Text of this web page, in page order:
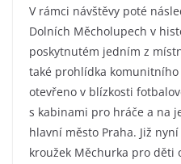
V rámci návštěvy poté
Dolních Měcholupech v
poskytnutém jedním z
také prohlídka komunitního
otevřeno v blízkosti
s kabinami pro hráče a na
hlavní město Praha. Již
kroužek Měchurka pro děti